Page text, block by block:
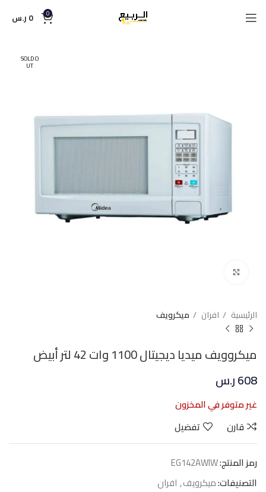
0
0 ر.س
SOLD O
UT
الرئيسية افران ميكرويف
ميكروويف ميديا ديجيتال 1100 وات 42 لتر أبيض
608ر.س
غير متوفر في المخزون
قارن
تفضيل
رمز المنتج:EG142AWIW
التصنيفات:ميكرويف, افران